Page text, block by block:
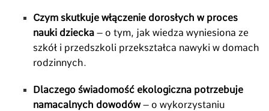
Czym skutkuje włączenie dorosłych w proces
nauki dziecka – o tym, jak wiedza wyniesiona ze
szkół i przedszkoli przekształca nawyki w domach
rodzinnych.
Dlaczego świadomość ekologiczna potrzebuje
namacalnych dowodów– o wykorzystaniu